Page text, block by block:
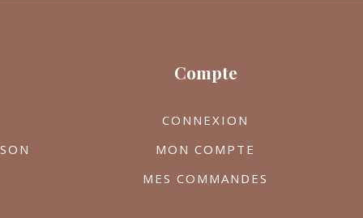
Compte
CONNEXION
MON COMPTE
MES COMMANDES